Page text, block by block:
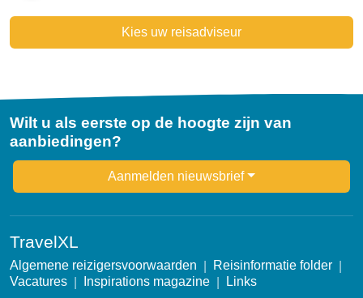
Kies uw reisadviseur
Wilt u als eerste op de hoogte zijn van
aanbiedingen?
Newsletter Aanmelden nieuwsbrief
TravelXL
Algemene reizigersvoorwaarden
Reisinformatie folder
Vacatures
Inspirations magazine Links